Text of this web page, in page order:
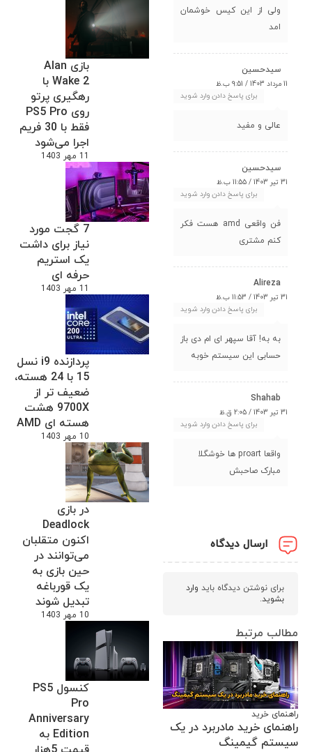
بازی Alan
Wake 2 با
رهگیری پرتو
روی PS5 Pro
فقط با 30 فریم
اجرا می‌شود
11 مهر 1403
7 گجت مورد
نیاز برای داشت
یک استریم
حرفه ای
11 مهر 1403
پردازنده i9 نسل
15 با 24 هسته،
ضعیف تر از
9700X هشت
هسته ای AMD
10 مهر 1403
در بازی
Deadlock
اکنون متقلبان
می‌توانند در
حین بازی به
یک قورباغه
تبدیل شوند
10 مهر 1403
کنسول PS5
Pro
Anniversary
Edition به
ولی از این کیس خوشمان
امد
سیدحسین
11 مرداد 1403 / 9:51 ب.ظ
برای پاسخ دادن وارد شوید
عالی و مفید
سیدحسین
31 تیر 1403 / 11:55 ب.ظ
برای پاسخ دادن وارد شوید
فن واقعی amd هست فکر
کنم مشتری
Alireza
31 تیر 1403 / 11:53 ب.ظ
برای پاسخ دادن وارد شوید
به به! آقا سپهر ای ام دی باز
حسابی این سیستم خوبه
Shahab
31 تیر 1403 / 2:05 ق.ظ
برای پاسخ دادن وارد شوید
واقعا proart ها خوشگلا
مبارک صاحبش
ارسال دیدگاه
برای نوشتن دیدگاه باید وارد
بشوید.
مطالب مرتبط
راهنمای خرید
راهنمای خرید مادربرد در یک
سیستم گیمینگ